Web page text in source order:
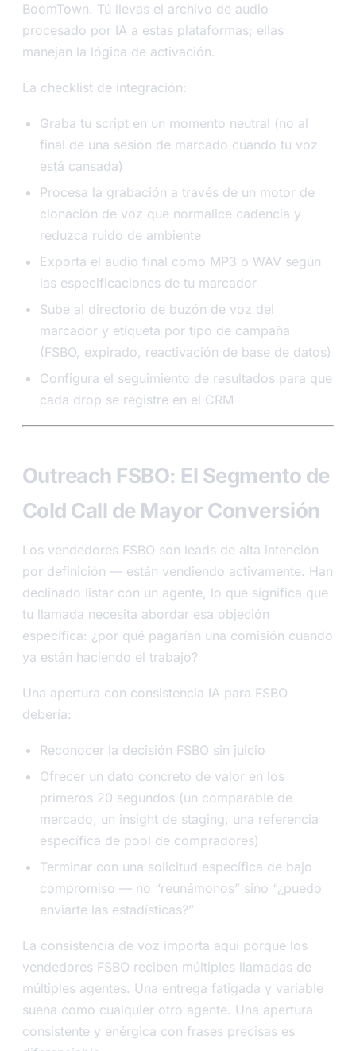
BoomTown. Tú llevas el archivo de audio
procesado por IA a estas plataformas; ellas
manejan la lógica de activación.
La checklist de integración:
Graba tu script en un momento neutral (no al
final de una sesión de marcado cuando tu voz
está cansada)
Procesa la grabación a través de un motor de
clonación de voz que normalice cadencia y
reduzca ruido de ambiente
Exporta el audio final como MP3 o WAV según
las especificaciones de tu marcador
Sube al directorio de buzón de voz del
marcador y etiqueta por tipo de campaña
(FSBO, expirado, reactivación de base de datos)
Configura el seguimiento de resultados para que
cada drop se registre en el CRM
Outreach FSBO: El Segmento de
Cold Call de Mayor Conversión
Los vendedores FSBO son leads de alta intención
por definición — están vendiendo activamente. Han
declinado listar con un agente, lo que significa que
tu llamada necesita abordar esa objeción
específica: ¿por qué pagarían una comisión cuando
ya están haciendo el trabajo?
Una apertura con consistencia IA para FSBO
debería:
Reconocer la decisión FSBO sin juicio
Ofrecer un dato concreto de valor en los
primeros 20 segundos (un comparable de
mercado, un insight de staging, una referencia
específica de pool de compradores)
Terminar con una solicitud específica de bajo
compromiso — no “reunámonos” sino “¿puedo
enviarte las estadísticas?”
La consistencia de voz importa aquí porque los
vendedores FSBO reciben múltiples llamadas de
múltiples agentes. Una entrega fatigada y variable
suena como cualquier otro agente. Una apertura
consistente y enérgica con frases precisas es